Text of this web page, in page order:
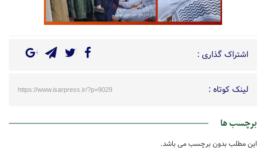
اشتراک گذاری :
لینک کوتاه : https://www.isarpress.ir/?p=9029
برچسب ها
این مطلب بدون برچسب می باشد.